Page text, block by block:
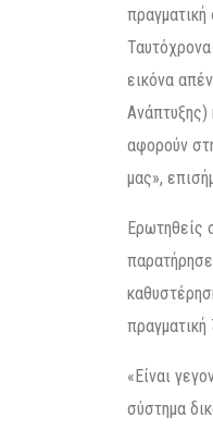
εικόνα
Ανάπτυξης)
αφορούν
μας»,
Ερωτηθείς
«Είναι
σύστημα